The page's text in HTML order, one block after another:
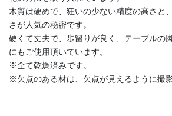
木質は硬めで、狂いの少ない精度の高さと
さが人気の秘密です。
硬くて丈夫で、歩留りが良く、テーブルの
にもご使用頂いています。
※全て乾燥済みです。
※欠点のある材は、欠点が見えるように撮